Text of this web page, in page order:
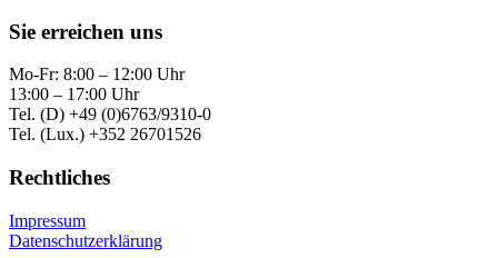
Sie erreichen uns
Mo-Fr: 8:00 – 12:00 Uhr
13:00 – 17:00 Uhr
Tel. (D) +49 (0)6763/9310-0
Tel. (Lux.) +352 26701526
Rechtliches
Impressum
Datenschutzerklärung